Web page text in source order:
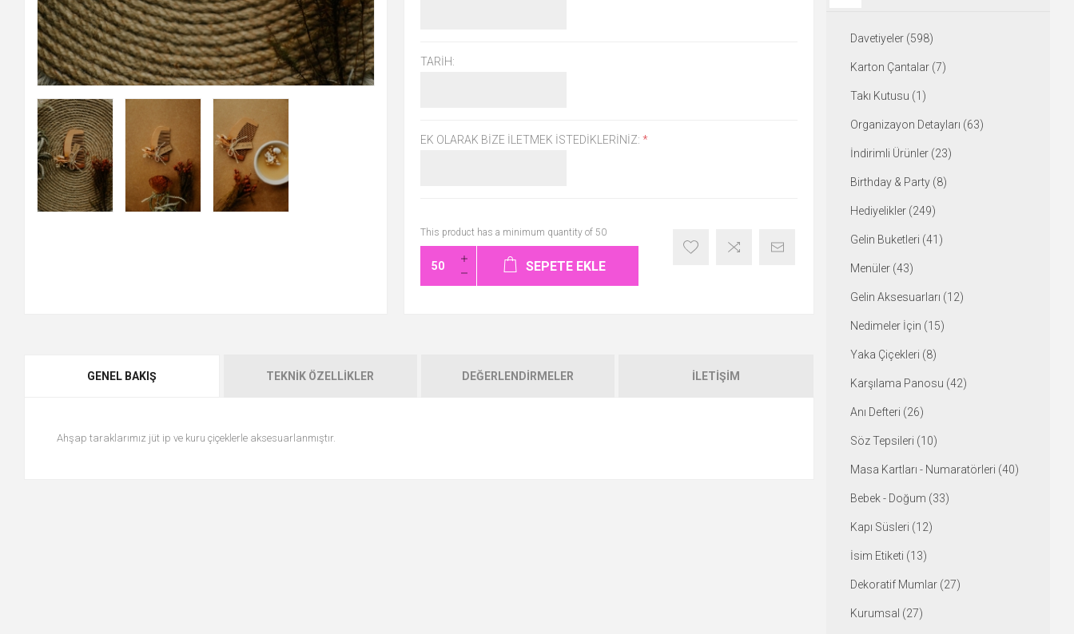
TARIH:
EK OLARAK BIZE İLETMEK İSTEDIKLERINIZ: *
This product has a minimum quantity of 50
SEPETE EKLE
GENEL BAKIŞ TEKNIK ÖZELLIKLER DEĞERLENDIRMELER İLETIŞIM
Ahşap taraklarımız jüt ip ve kuru çiçeklerle aksesuarlanmıştır.
Davetiyeler (598)
Karton Çantalar (7)
Takı Kutusu (1)
Organizayon Detayları (63)
İndirimli Ürünler (23)
Birthday & Party (8)
Hediyelikler (249)
Gelin Buketleri (41)
Menüler (43)
Gelin Aksesuarları (12)
Nedimeler İçin (15)
Yaka Çiçekleri (8)
Karşılama Panosu (42)
Anı Defteri (26)
Söz Tepsileri (10)
Masa Kartları - Numaratörleri (40)
Bebek - Doğum (33)
Kapı Süsleri (12)
İsim Etiketi (13)
Dekoratif Mumlar (27)
Kurumsal (27)